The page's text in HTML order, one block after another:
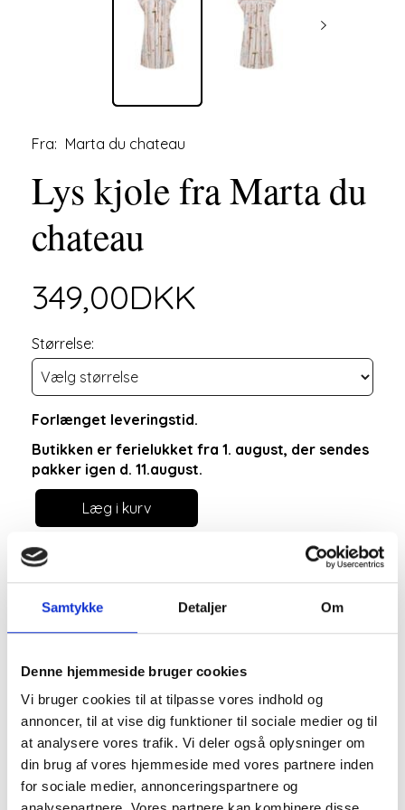
Samtykke Detaljer Om
Denne hjemmeside bruger cookies
Vi bruger cookies til at tilpasse vores indhold og
annoncer, til at vise dig funktioner til sociale medier og til
at analysere vores trafik. Vi deler også oplysninger om
din brug af vores hjemmeside med vores partnere inden
for sociale medier, annonceringspartnere og
Fra: Marta du chateau
Lys kjole fra Marta du
chateau
349,00DKK
Størrelse:
Forlænget leveringstid.
Butikken er ferielukket fra 1. august, der sendes
pakker igen d. 11.august.
Læg i kurv
Marta du chateau
kjole med lodrette